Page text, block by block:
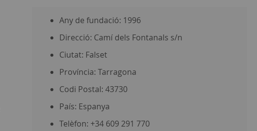
Any de fundació: 1996
Direcció: Camí dels Fontanals s/n
Ciutat: Falset
Província: Tarragona
Codi Postal: 43730
País: Espanya
Telèfon: +34 609 291 770